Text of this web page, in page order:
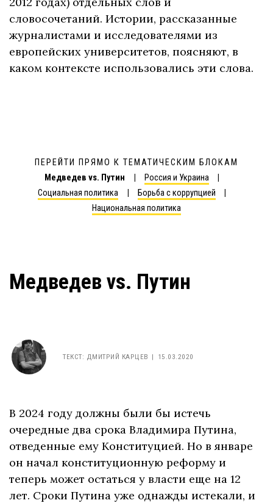
словосочетаний. Истории, рассказанные
журналистами и исследователями из
европейских университетов, поясняют, в
каком контексте использовались эти слова.
ПЕРЕЙТИ ПРЯМО К ТЕМАТИЧЕСКИМ БЛОКАМ
Медведев vs. Путин
Россия и Украина
Социальная политика
Борьба с коррупцией
Национальная политика
Медведев vs. Путин
ТЕКСТ: ДМИТРИЙ КАРЦЕВ 15.03.2020
В 2024 году должны были бы истечь
очередные два срока Владимира Путина,
отведенные ему Конституцией. Но в январе
он начал конституционную реформу и
теперь может остаться у власти еще на 12
лет. Сроки Путина уже однажды истекали, и